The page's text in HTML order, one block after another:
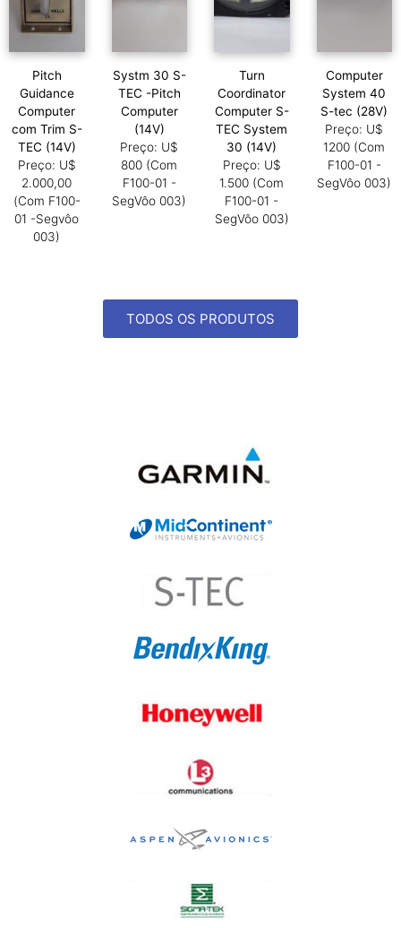
Pitch
Guidance
Computer
com Trim S-
TEC (14V)
Preço: U$
2.000,00
(Com F100-
01 -Segvôo
003)
Systm 30 S-
TEC -Pitch
Computer
(14V)
Preço: U$
800 (Com
F100-01 -
SegVôo 003)
Turn
Coordinator
Computer S-
TEC System
30 (14V)
Preço: U$
1.500 (Com
F100-01 -
SegVôo 003)
Computer
System 40
S-tec (28V)
Preço: U$
1200 (Com
F100-01 -
SegVôo 003)
TODOS OS PRODUTOS